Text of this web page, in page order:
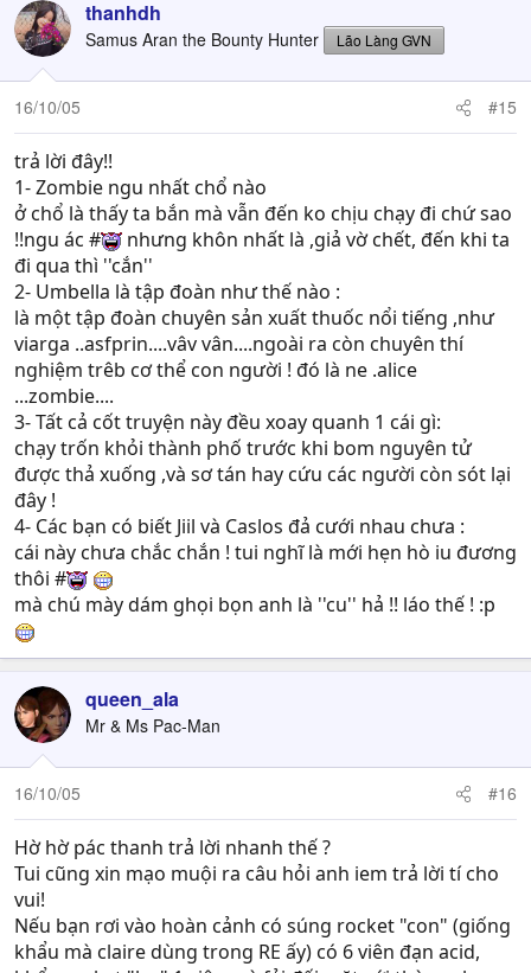
thanhdh
Samus Aran the Bounty Hunter Lão Làng GVN
16/10/05 #15
trả lời đây!!
1- Zombie ngu nhất chổ nào
ở chổ là thấy ta bắn mà vẫn đến ko chịu chạy đi chứ sao
!!ngu ác #
nhưng khôn nhất là ,giả vờ chết, đến khi ta
đi qua thì ''cắn''
2- Umbella là tập đoàn như thế nào :
là một tập đoàn chuyên sản xuất thuốc nổi tiếng ,như
viarga ..asfprin....vâv vân....ngoài ra còn chuyên thí
nghiệm trêb cơ thể con người ! đó là ne .alice
...zombie....
3- Tất cả cốt truyện này đều xoay quanh 1 cái gì:
chạy trốn khỏi thành phố trước khi bom nguyên tử
được thả xuống ,và sơ tán hay cứu các người còn sót lại
đây !
4- Các bạn có biết Jiil và Caslos đả cưới nhau chưa :
cái này chưa chắc chắn ! tui nghĩ là mới hẹn hò iu đương
thôi #
mà chú mày dám ghọi bọn anh là ''cu'' hả !! láo thế ! :p
queen_ala
Mr & Ms Pac-Man
16/10/05 #16
Hờ hờ pác thanh trả lời nhanh thế ?
Tui cũng xin mạo muội ra câu hỏi anh iem trả lời tí cho
vui!
Nếu bạn rơi vào hoàn cảnh có súng rocket "con" (giống
khẩu mà claire dùng trong RE ấy) có 6 viên đạn acid,